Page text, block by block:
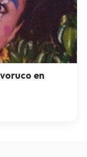
en